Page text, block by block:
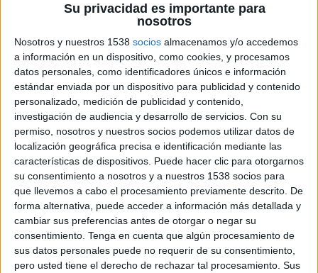
Su privacidad es importante para
nosotros
Nosotros y nuestros 1538 socios almacenamos y/o accedemos
a información en un dispositivo, como cookies, y procesamos
datos personales, como identificadores únicos e información
estándar enviada por un dispositivo para publicidad y contenido
personalizado, medición de publicidad y contenido,
investigación de audiencia y desarrollo de servicios. Con su
permiso, nosotros y nuestros socios podemos utilizar datos de
localización geográfica precisa e identificación mediante las
características de dispositivos. Puede hacer clic para otorgarnos
su consentimiento a nosotros y a nuestros 1538 socios para
que llevemos a cabo el procesamiento previamente descrito. De
forma alternativa, puede acceder a información más detallada y
cambiar sus preferencias antes de otorgar o negar su
consentimiento. Tenga en cuenta que algún procesamiento de
sus datos personales puede no requerir de su consentimiento,
pero usted tiene el derecho de rechazar tal procesamiento. Sus
Mor ofegat un home després de
llançar-se a nedar des d’una
embarcació a l’Estartit
Girona gairebé dobla la recaptació de
l’IBI als pisos buits i estudia apujar el
Vidreres frena 70 intents d’ocupació i
en deixa el balanç a zero aquest any
Marc Puigtió trenca amb ERC i
abandona definitivament la política